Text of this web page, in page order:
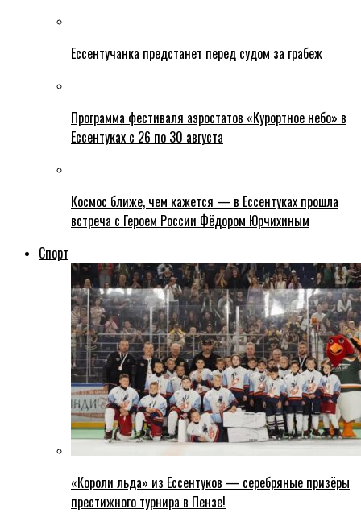
Ессентучанка предстанет перед судом за грабеж
Программа фестиваля аэростатов «Курортное небо» в
Ессентуках с 26 по 30 августа
Космос ближе, чем кажется — в Ессентуках прошла
встреча с Героем России Фёдором Юрчихиным
Спорт
«Короли льда» из Ессентуков — серебряные призёры
престижного турнира в Пензе!